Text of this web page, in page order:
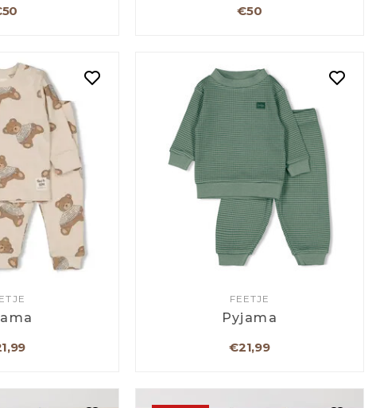
€50
FEETJE
Pyjama
€21,99